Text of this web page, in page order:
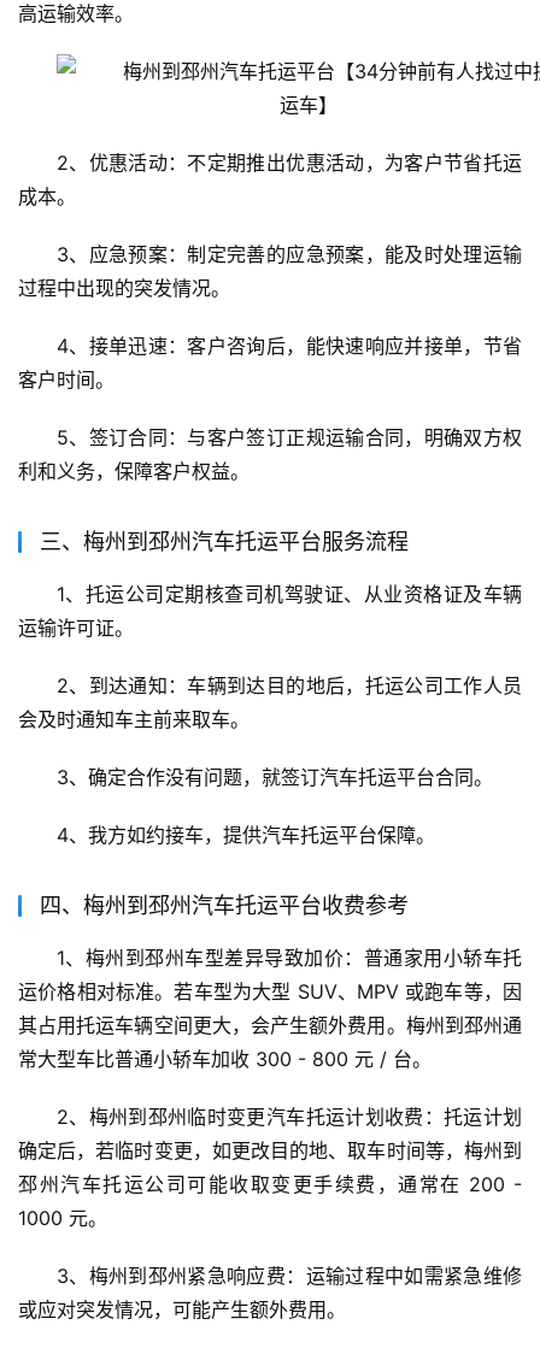
高运输效率。
2、优惠活动：不定期推出优惠活动，为客户节省托运
成本。
3、应急预案：制定完善的应急预案，能及时处理运输
过程中出现的突发情况。
4、接单迅速：客户咨询后，能快速响应并接单，节省
客户时间。
5、签订合同：与客户签订正规运输合同，明确双方权
利和义务，保障客户权益。
三、梅州到邳州汽车托运平台服务流程
1、托运公司定期核查司机驾驶证、从业资格证及车辆
运输许可证。
2、到达通知：车辆到达目的地后，托运公司工作人员
会及时通知车主前来取车。
3、确定合作没有问题，就签订汽车托运平台合同。
4、我方如约接车，提供汽车托运平台保障。
四、梅州到邳州汽车托运平台收费参考
1、梅州到邳州车型差异导致加价：普通家用小轿车托
运价格相对标准。若车型为大型 SUV、MPV 或跑车等，因
其占用托运车辆空间更大，会产生额外费用。梅州到邳州通
常大型车比普通小轿车加收 300 - 800 元 / 台。
2、梅州到邳州临时变更汽车托运计划收费：托运计划
确定后，若临时变更，如更改目的地、取车时间等，梅州到
邳州汽车托运公司可能收取变更手续费，通常在 200 -
1000 元。
3、梅州到邳州紧急响应费：运输过程中如需紧急维修
或应对突发情况，可能产生额外费用。